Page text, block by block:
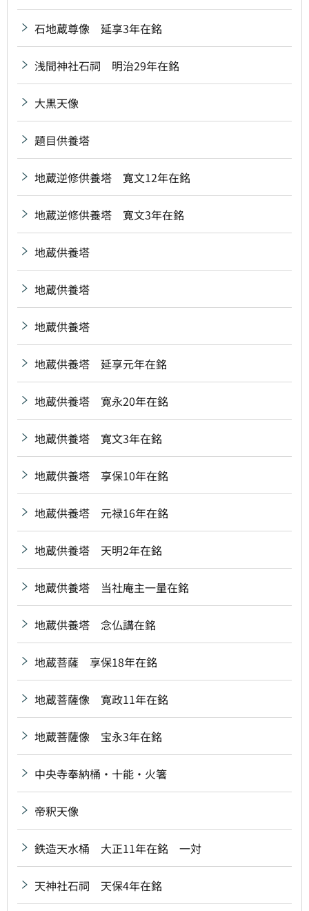
石地蔵尊像 延享3年在銘
浅間神社石祠 明治29年在銘
大黒天像
題目供養塔
地蔵逆修供養塔 寛文12年在銘
地蔵逆修供養塔 寛文3年在銘
地蔵供養塔
地蔵供養塔
地蔵供養塔
地蔵供養塔 延享元年在銘
地蔵供養塔 寛永20年在銘
地蔵供養塔 寛文3年在銘
地蔵供養塔 享保10年在銘
地蔵供養塔 元禄16年在銘
地蔵供養塔 天明2年在銘
地蔵供養塔 当社庵主一量在銘
地蔵供養塔 念仏講在銘
地蔵菩薩 享保18年在銘
地蔵菩薩像 寛政11年在銘
地蔵菩薩像 宝永3年在銘
中央寺奉納桶・十能・火箸
帝釈天像
鉄造天水桶 大正11年在銘 一対
天神社石祠 天保4年在銘